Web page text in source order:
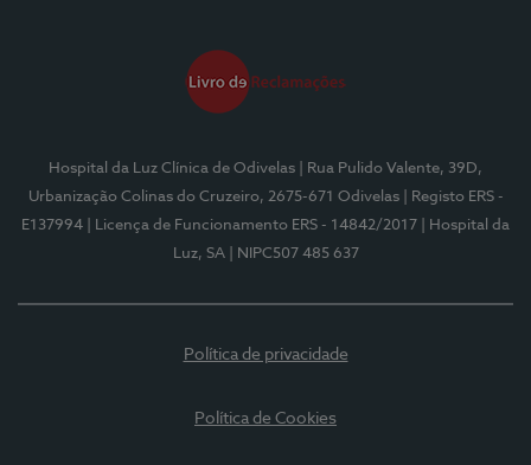
Hospital da Luz Clínica de Odivelas
| Rua Pulido Valente, 39D,
Urbanização Colinas do Cruzeiro, 2675-671 Odivelas
| Registo ERS -
E137994
| Licença de Funcionamento ERS - 14842/2017
| Hospital da
Luz, SA
| NIPC507 485 637
Política de privacidade
Política de Cookies